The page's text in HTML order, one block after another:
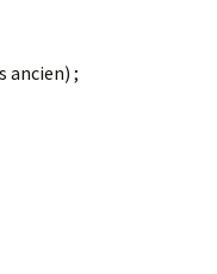
ancien) ;